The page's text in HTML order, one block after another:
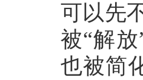
可以先
被“解
也被简